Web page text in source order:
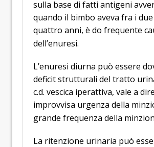
sulla base di fatti antigeni
quando il bimbo aveva fra i due
quattro anni, è do frequente
dell’enuresi.
L’enuresi diurna può essere
deficit strutturali del tratto
c.d. vescica iperattiva, vale a dire
improvvisa urgenza della
grande frequenza della
La ritenzione urinaria può